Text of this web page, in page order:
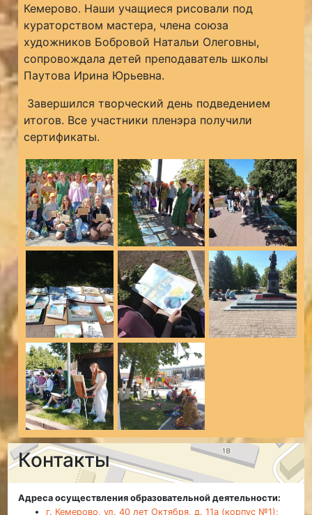
Кемерово. Наши учащиеся рисовали под
кураторством мастера, члена союза
художников Бобровой Натальи Олеговны,
сопровождала детей преподаватель школы
Паутова Ирина Юрьевна.
Завершился творческий день подведением
итогов. Все участники пленэра получили
сертификаты.
Контакты
Адреса осуществления образовательной деятельности:
г. Кемерово, ул. 40 лет Октября, д. 11а (корпус №1);